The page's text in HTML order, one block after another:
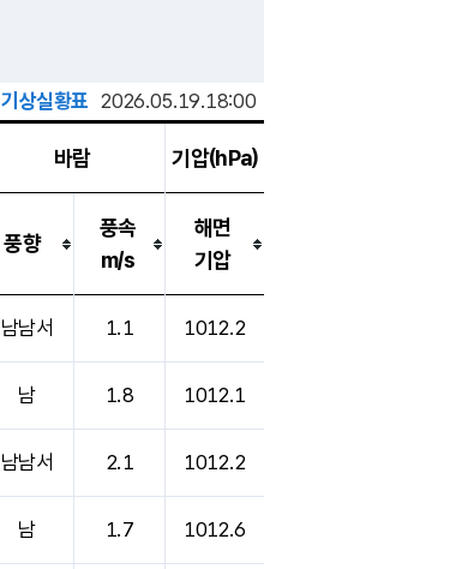
기상실황표 2026.05.19.18:00
바람 기압(hPa)
풍향
풍속
m/s
해면
기압
남남서 1.1 1012.2
남 1.8 1012.1
남남서 2.1 1012.2
남 1.7 1012.6